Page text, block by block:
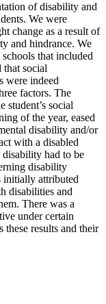
of disability and
We were
change as a result of
and hindrance. We
that included
social
were indeed
factors. The
student’s social
of the year, eased
disability and/or
with a disabled
disability had to be
disability
initially attributed
disabilities and
There was a
under certain
these results and their